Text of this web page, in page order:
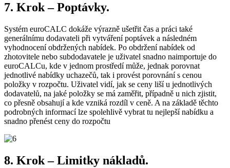
7. Krok – Poptávky.
Systém euroCALC dokáže výrazně ušetřit čas a práci také
generálnímu dodavateli při vytváření poptávek a následném
vyhodnocení obdržených nabídek. Po obdržení nabídek od
zhotovitele nebo subdodavatele je uživatel snadno naimportuje do
euroCALCu, kde v jednom prostředí může, jednak porovnat
jednotlivé nabídky uchazečů, tak i provést porovnání s cenou
položky v rozpočtu. Uživatel vidí, jak se ceny liší u jednotlivých
dodavatelů, na jaké položky se má zaměřit, případně u nich zjistit,
co přesně obsahují a kde vzniká rozdíl v ceně. A na základě těchto
podrobných informací lze spolehlivě vybrat tu nejlepší nabídku a
snadno přenést ceny do rozpočtu
8. Krok – Limitky nákladů.